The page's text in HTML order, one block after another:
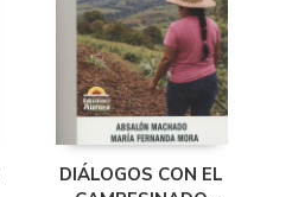
DIÁLOGOS CON EL